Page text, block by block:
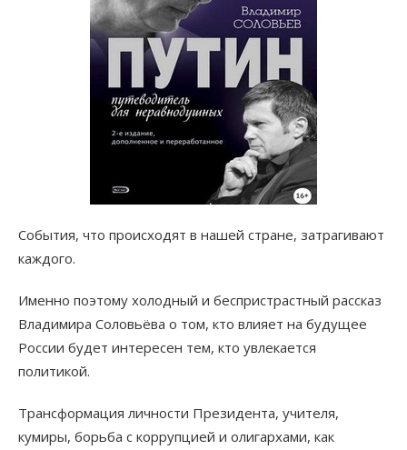
События, что происходят в нашей стране, затрагивают
каждого.
Именно поэтому холодный и беспристрастный рассказ
Владимира Соловьёва о том, кто влияет на будущее
России будет интересен тем, кто увлекается
политикой.
Трансформация личности Президента, учителя,
кумиры, борьба с коррупцией и олигархами, как